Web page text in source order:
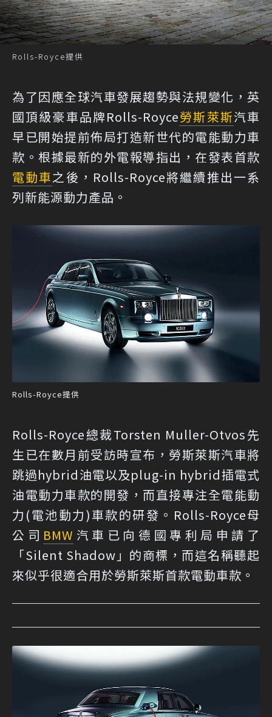
Rolls-Royce提供
為了因應全球汽車發展趨勢與法規變化，英
國頂級豪車品牌Rolls-Royce勞斯萊斯汽車
早已開始提前佈局打造新世代的電能動力車
款。根據最新的外電報導指出，在發表首款
電動車之後，Rolls-Royce將繼續推出一系
列新能源動力產品。
Rolls-Royce提供
Rolls-Royce總裁Torsten Muller-Otvos先
生已在數月前受訪時宣布，勞斯萊斯汽車將
跳過hybrid油電以及plug-in hybrid插電式
油電動力車款的開發，而直接專注全電能動
力(電池動力)車款的研發。Rolls-Royce母
公司 BMW 汽車已向德國專利局申請了
「Silent Shadow」的商標，而這名稱聽起
來似乎很適合用於勞斯萊斯首款電動車款。